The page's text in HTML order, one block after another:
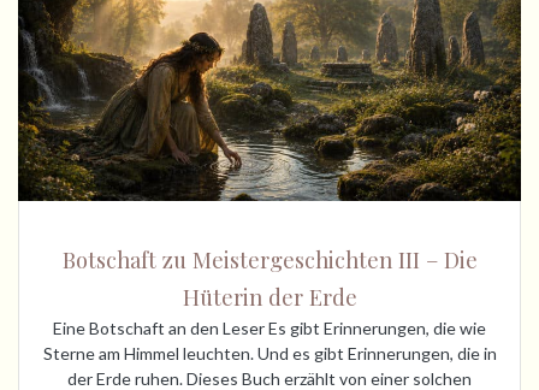
Botschaft zu Meistergeschichten III – Die
Hüterin der Erde
Eine Botschaft an den Leser Es gibt Erinnerungen, die wie
Sterne am Himmel leuchten. Und es gibt Erinnerungen, die in
der Erde ruhen. Dieses Buch erzählt von einer solchen